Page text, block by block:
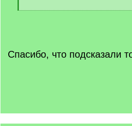
[
Спасибо, что подсказали